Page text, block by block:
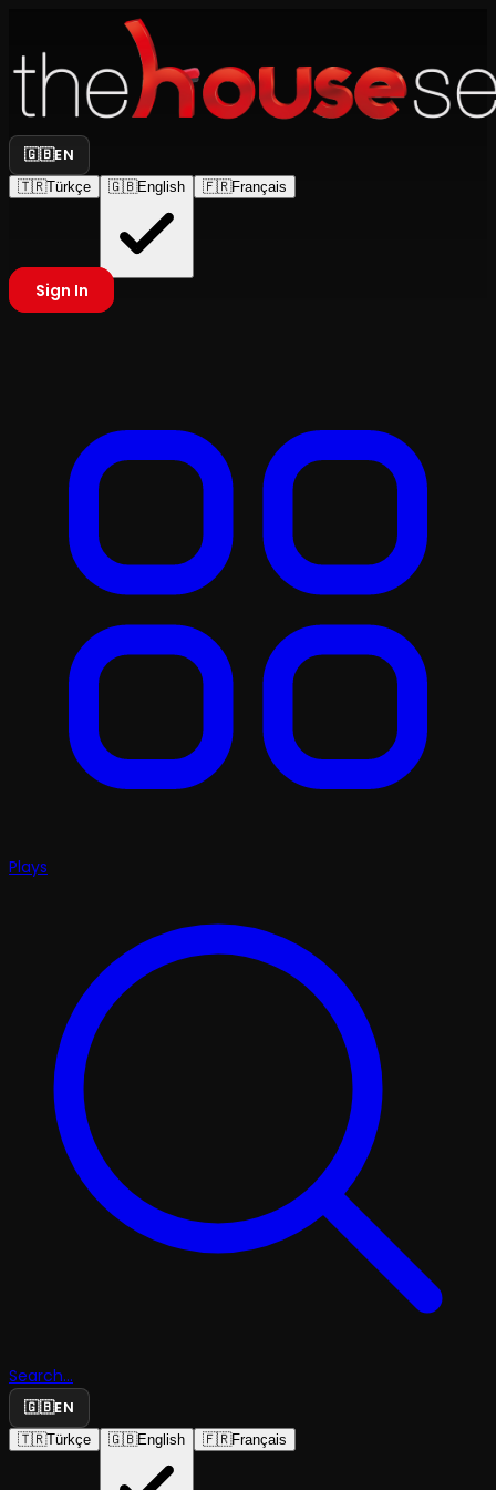
🇬🇧EN
🇹🇷Türkçe 🇬🇧English 🇫🇷Français
Sign In
Plays
Search...
🇬🇧EN
🇹🇷Türkçe 🇬🇧English 🇫🇷Français